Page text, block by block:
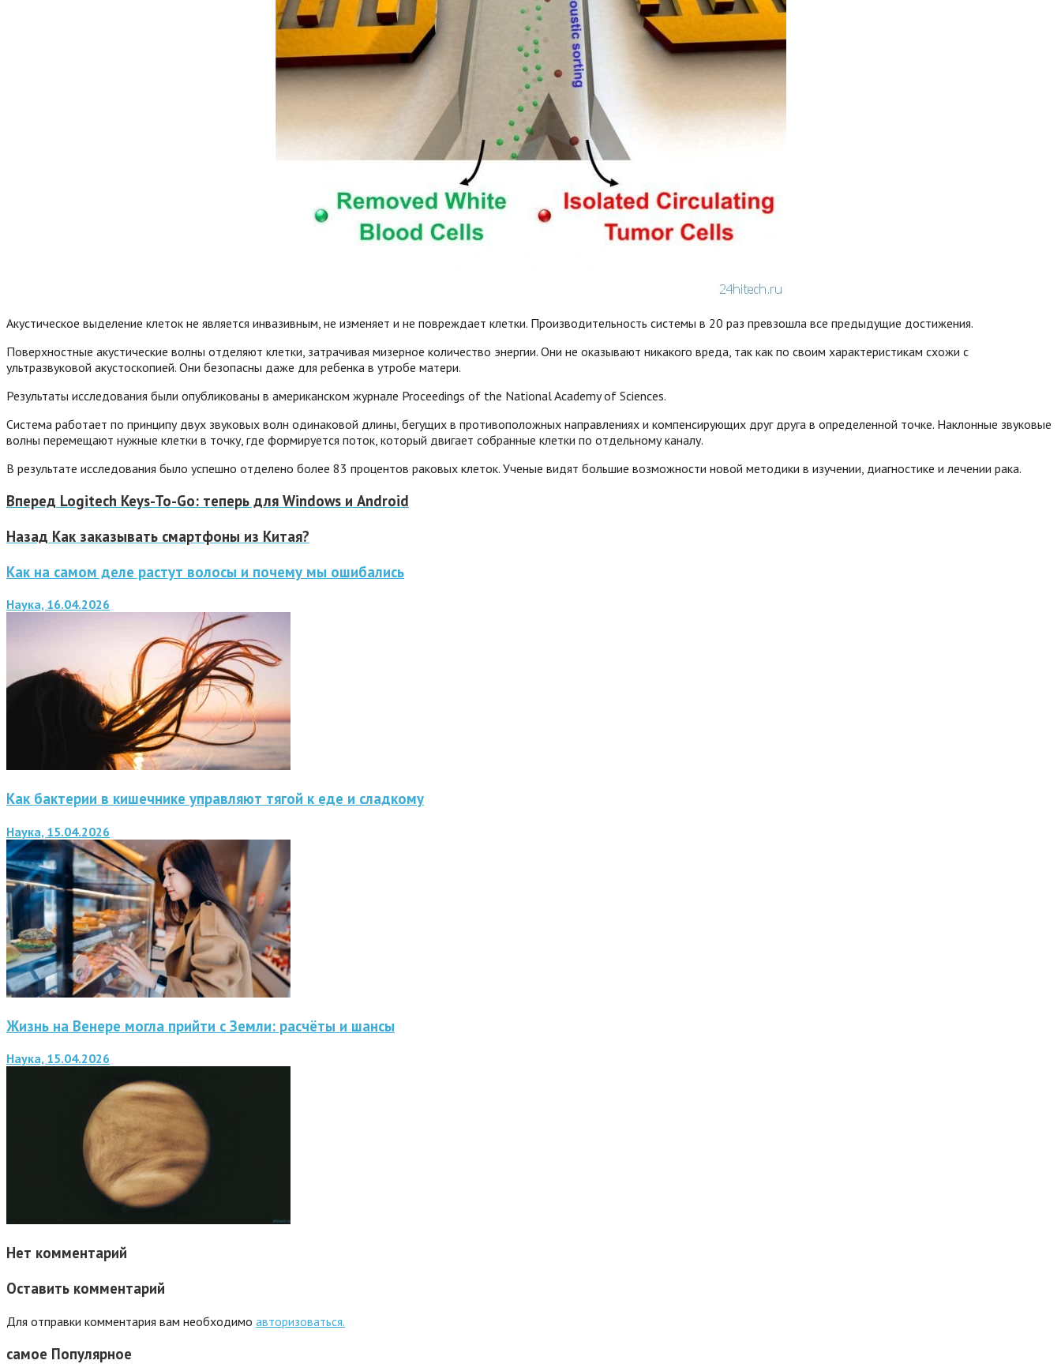
Акустическое выделение клеток не является инвазивным, не изменяет и не повреждает клетки. Производительность системы в 20 раз превзошла все предыдущие достижения.
Поверхностные акустические волны отделяют клетки, затрачивая мизерное количество энергии. Они не оказывают никакого вреда, так как по своим характеристикам схожи с
ультразвуковой акустоскопией. Они безопасны даже для ребенка в утробе матери.
Результаты исследования были опубликованы в американском журнале Proceedings of the National Academy of Sciences.
Система работает по принципу двух звуковых волн одинаковой длины, бегущих в противоположных направлениях и компенсирующих друг друга в определенной точке. Наклонные звуковые
волны перемещают нужные клетки в точку, где формируется поток, который двигает собранные клетки по отдельному каналу.
В результате исследования было успешно отделено более 83 процентов раковых клеток. Ученые видят большие возможности новой методики в изучении, диагностике и лечении рака.
Вперед Logitech Keys-To-Go: теперь для Windows и Android
Назад Как заказывать смартфоны из Китая?
Как на самом деле растут волосы и почему мы ошибались
Наука, 16.04.2026
Как бактерии в кишечнике управляют тягой к еде и сладкому
Наука, 15.04.2026
Жизнь на Венере могла прийти с Земли: расчёты и шансы
Наука, 15.04.2026
Нет комментарий
Оставить комментарий
Для отправки комментария вам необходимо авторизоваться.
самое Популярное